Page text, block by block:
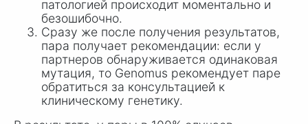
патологией происходит моментально и
безошибочно.
Сразу же после получения результатов,
пара получает рекомендации: если у
партнеров обнаруживается одинаковая
мутация, то Genomus рекомендует паре
обратиться за консультацией̆ к
клиническому генетику.